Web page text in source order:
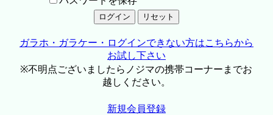
ガラホ・ガラケー・ログインできない方はこちらから
お試し下さい
※不明点ございましたらノジマの携帯コーナーまでお
越しください。
新規会員登録